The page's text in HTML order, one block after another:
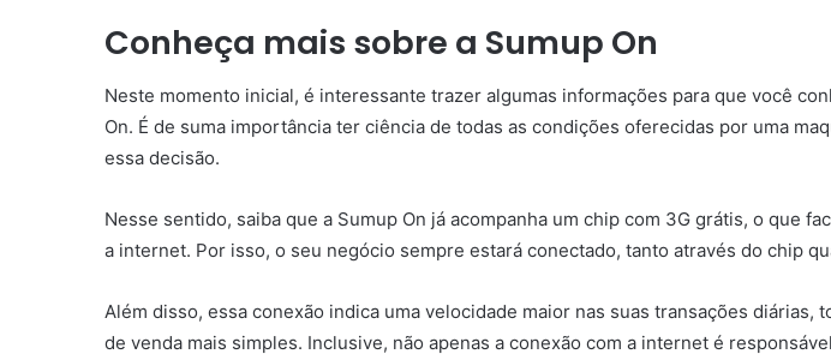
Conheça mais sobre a Sumup On
Neste momento inicial, é interessante trazer algumas informações para que você
On. É de suma importância ter ciência de todas as condições oferecidas por uma
essa decisão.
Nesse sentido, saiba que a Sumup On já acompanha um chip com 3G grátis, o que
a internet. Por isso, o seu negócio sempre estará conectado, tanto através do chip
Além disso, essa conexão indica uma velocidade maior nas suas transações diárias,
de venda mais simples. Inclusive, não apenas a conexão com a internet é